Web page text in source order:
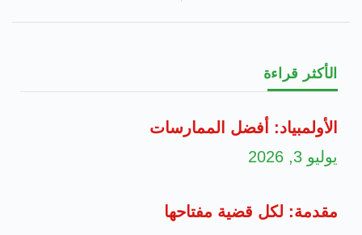
الأكثر قراءة
الأولمبياد: أفضل الممارسات
يوليو 3, 2026
مقدمة: لكل قضية مفتاحها